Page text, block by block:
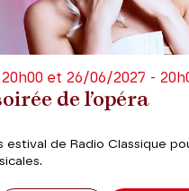
de l’opéra
et 26/06/2027 -
estival de Radio Classique